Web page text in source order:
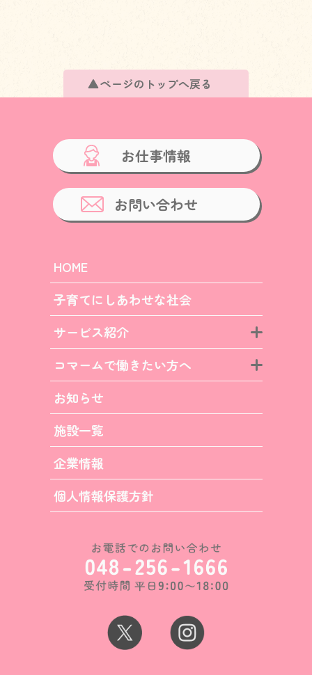
ページのトップへ戻る
お仕事情報
お問い合わせ
HOME
子育てにしあわせな社会
サービス紹介
コマームで働きたい方へ
お知らせ
施設一覧
企業情報
個人情報保護方針